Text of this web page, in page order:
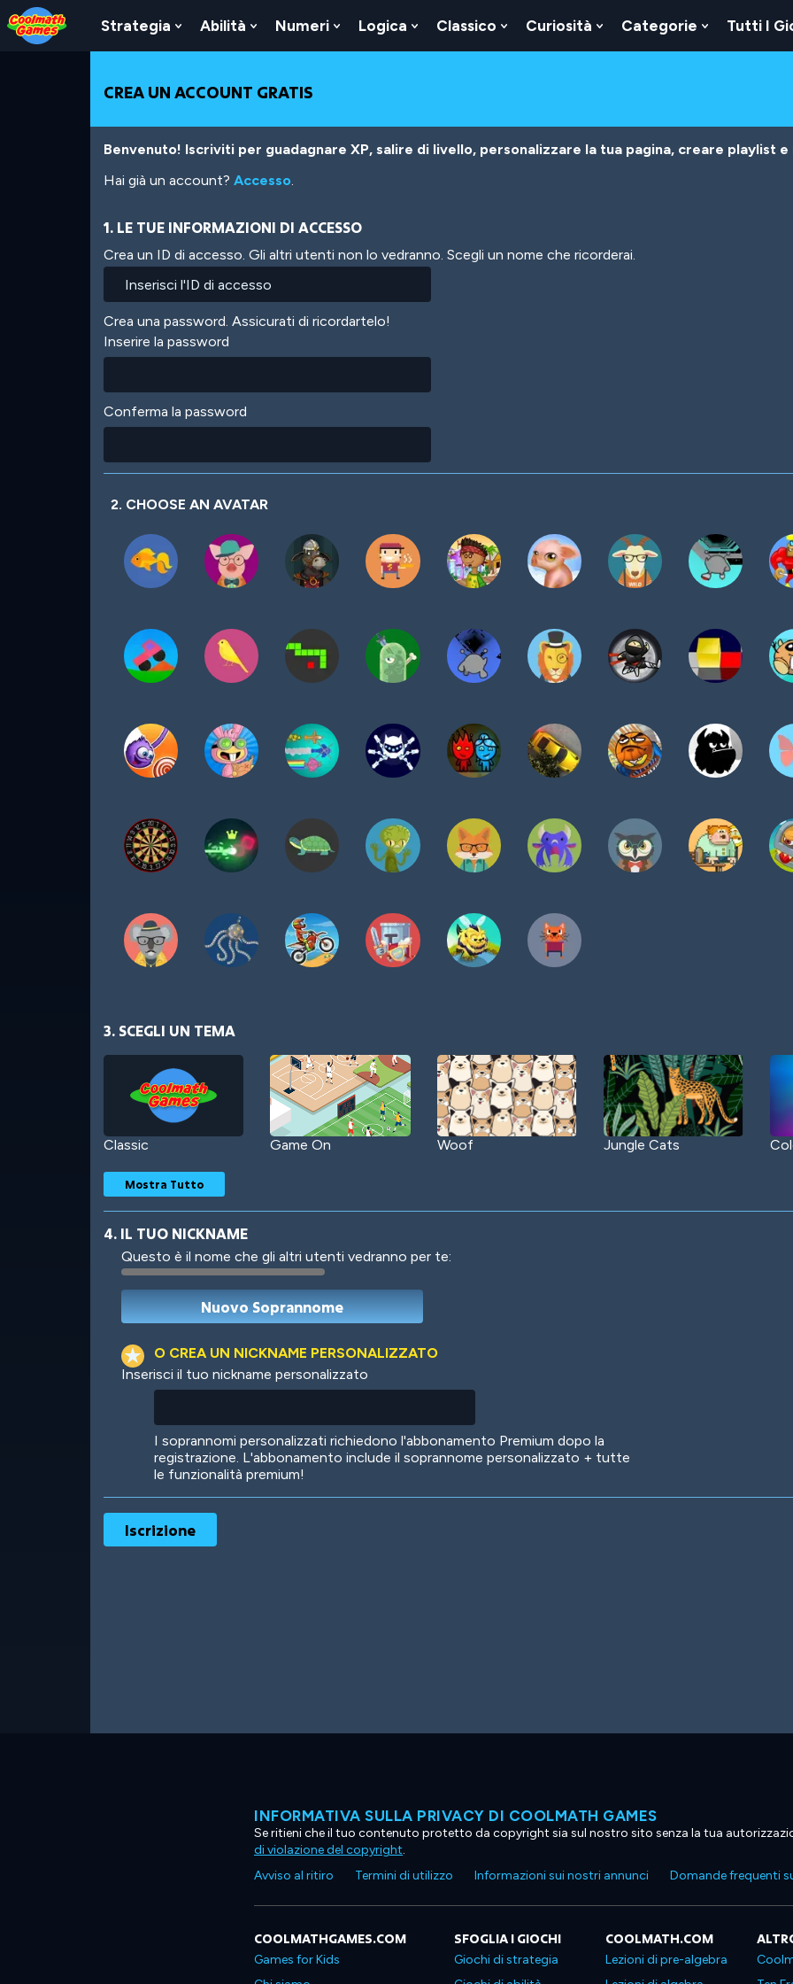
Skip
to
Top
Skip
to
Navigation
Skip
to
Main
Skip
to
Footer
Salta
al
contenuto
Strategia
Show
Submenu
Strategia
Abilità
Show
Submenu
Abilità
Numeri
Show
Submenu
Logica
Show
Submenu
Classico
Show
Submenu
Curiosità
Show
Submenu
Categorie
Show
Submenu
Tutti I
CREA UN ACCOUNT GRATIS
Benvenuto! Iscriviti per guadagnare XP, salire di livello, personalizzare la tua pagina, creare playlist
Hai già un account? Accesso.
1. LE TUE INFORMAZIONI DI ACCESSO
Crea un ID di accesso. Gli altri utenti non lo vedranno. Scegli un nome che ricorderai.
Crea una password. Assicurati di ricordartelo!
Inserire la password
Conferma la password
2. CHOOSE AN AVATAR
3. SCEGLI UN TEMA
Classic Game On Woof Jungle Cats
Robotic International
Ooh! Aah!
Mostra Tutto
4. IL TUO NICKNAME
Questo è il nome che gli altri utenti vedranno per te:
O CREA UN NICKNAME PERSONALIZZATO
Inserisci il tuo nickname personalizzato
I soprannomi personalizzati richiedono l'abbonamento Premium dopo la
registrazione. L'abbonamento include il soprannome personalizzato + tutte
le funzionalità premium!
INFORMATIVA SULLA PRIVACY DI COOLMATH GAMES
Se ritieni che il tuo contenuto protetto da copyright sia sul nostro sito senza la tua
di violazione del copyright.
Avviso al ritiro
Termini di utilizzo Informazioni sui nostri annunci Domande frequenti
COOLMATHGAMES.COM
Games for Kids
SFOGLIA I GIOCHI
Giochi di strategia
COOLMATH.COM
Lezioni di pre-algebra